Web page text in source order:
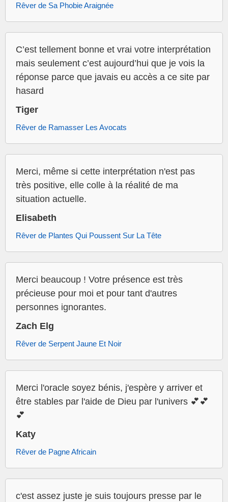
Rêver de Sa Phobie Araignée
C’est tellement bonne et vrai votre interprétation
mais seulement c’est aujourd’hui que je vois la
réponse parce que javais eu accès a ce site par
hasard
Tiger
Rêver de Ramasser Les Avocats
Merci, même si cette interprétation n'est pas
très positive, elle colle à la réalité de ma
situation actuelle.
Elisabeth
Rêver de Plantes Qui Poussent Sur La Tête
Merci beaucoup ! Votre présence est très
précieuse pour moi et pour tant d'autres
personnes ignorantes.
Zach Elg
Rêver de Serpent Jaune Et Noir
Merci l'oracle soyez bénis, j'espère y arriver et
être stables par l'aide de Dieu par l'univers 💕💕
💕
Katy
Rêver de Pagne Africain
c'est assez juste je suis toujours presse par le